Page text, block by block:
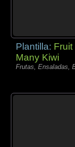
Plantilla:
Many Kiwi
Frutas, Ensaladas,